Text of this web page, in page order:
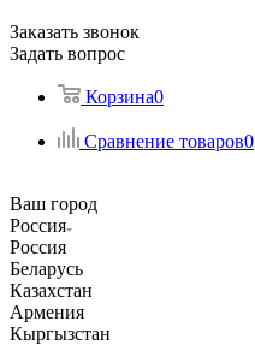
Заказать звонок
Задать вопрос
Корзина0
Сравнение товаров0
Ваш город
Россия
Россия
Беларусь
Казахстан
Армения
Кыргызстан